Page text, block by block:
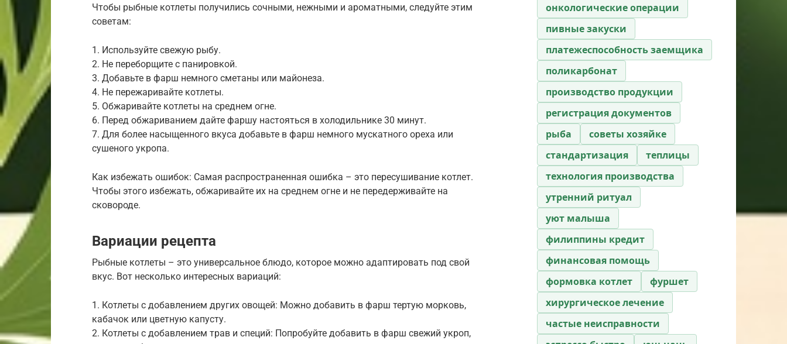
Чтобы рыбные котлеты получились сочными, нежными и ароматными, следуйте этим
советам:
1. Используйте свежую рыбу.
2. Не переборщите с панировкой.
3. Добавьте в фарш немного сметаны или майонеза.
4. Не пережаривайте котлеты.
5. Обжаривайте котлеты на среднем огне.
6. Перед обжариванием дайте фаршу настояться в холодильнике 30 минут.
7. Для более насыщенного вкуса добавьте в фарш немного мускатного ореха или
сушеного укропа.
Как избежать ошибок: Самая распространенная ошибка – это пересушивание котлет.
Чтобы этого избежать, обжаривайте их на среднем огне и не передерживайте на
сковороде.
Вариации рецепта
Рыбные котлеты – это универсальное блюдо, которое можно адаптировать под свой
вкус. Вот несколько интересных вариаций:
1. Котлеты с добавлением других овощей: Можно добавить в фарш тертую морковь,
кабачок или цветную капусту.
2. Котлеты с добавлением трав и специй: Попробуйте добавить в фарш свежий укроп,
онкологические операции
пивные закуски
платежеспособность заемщика
поликарбонат
производство продукции
регистрация документов
рыба
советы хозяйке
стандартизация
теплицы
технология производства
утренний ритуал
уют малыша
филиппины кредит
финансовая помощь
формовка котлет
фуршет
хирургическое лечение
частые неисправности